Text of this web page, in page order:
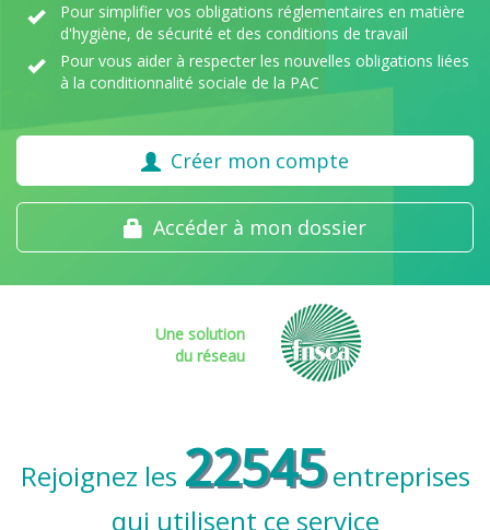
Pour simplifier vos obligations réglementaires en matière
d'hygiène, de sécurité et des conditions de travail
Pour vous aider à respecter les nouvelles obligations liées
à la conditionnalité sociale de la PAC
Créer mon compte
Accéder à mon dossier
Une solution
du réseau
Rejoignez les 22545entreprises
qui utilisent ce service